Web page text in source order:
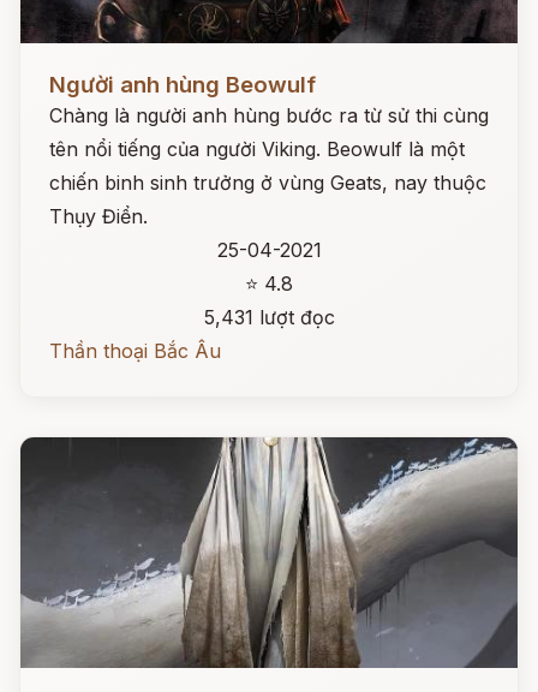
Người anh hùng Beowulf
Chàng là người anh hùng bước ra từ sử thi cùng
tên nổi tiếng của người Viking. Beowulf là một
chiến binh sinh trưởng ở vùng Geats, nay thuộc
Thụy Điển.
25-04-2021
⭐ 4.8
5,431 lượt đọc
Thần thoại Bắc Âu